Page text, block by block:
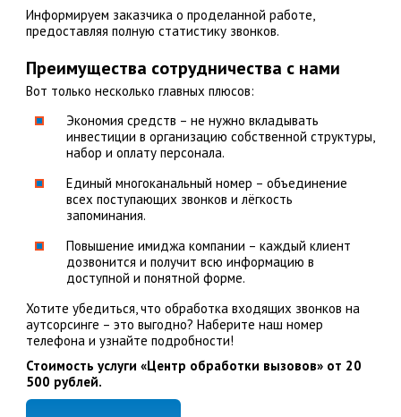
Информируем заказчика о проделанной работе,
предоставляя полную статистику звонков.
Преимущества сотрудничества с нами
Вот только несколько главных плюсов:
Экономия средств – не нужно вкладывать
инвестиции в организацию собственной структуры,
набор и оплату персонала.
Единый многоканальный номер – объединение
всех поступающих звонков и лёгкость
запоминания.
Повышение имиджа компании – каждый клиент
дозвонится и получит всю информацию в
доступной и понятной форме.
Хотите убедиться, что обработка входящих звонков на
аутсорсинге – это выгодно? Наберите наш номер
телефона и узнайте подробности!
Стоимость услуги «Центр обработки вызовов» от 20
500 рублей.